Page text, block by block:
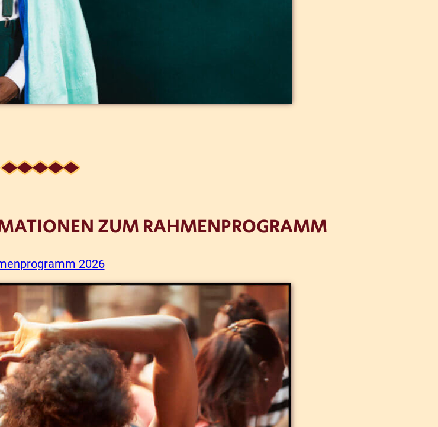
ZUM RAHMENPROGRAMM
2026